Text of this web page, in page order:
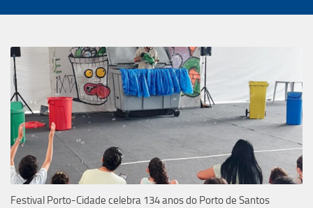
Festival Porto-Cidade celebra 134 anos do Porto de Santos